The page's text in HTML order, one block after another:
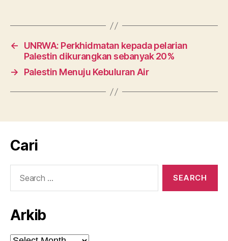
←
UNRWA: Perkhidmatan kepada pelarian
Palestin dikurangkan sebanyak 20%
→
Palestin Menuju Kebuluran Air
Cari
Arkib
Arkib